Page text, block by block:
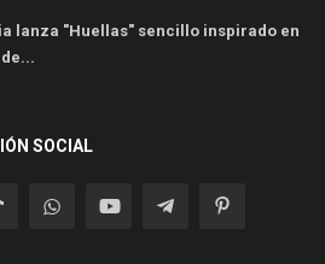
lanza "Huellas" sencillo inspirado en
SOCIAL